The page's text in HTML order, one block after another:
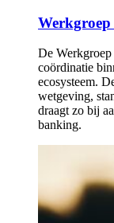
De
coördinatie
ecosysteem.
wetgeving,
draagt zo bij
banking.